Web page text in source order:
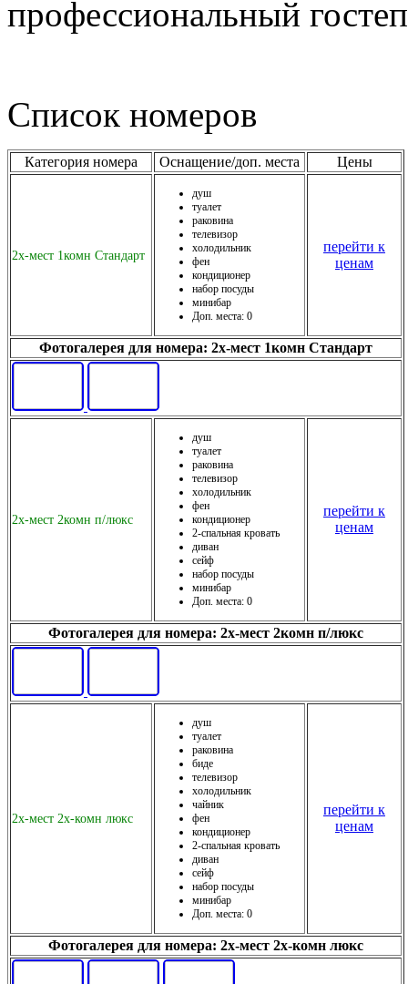
профессиональный
Список номеров
Категория номера Оснащение/доп. места Цены
2х-мест 1комн Стандарт
душ
туалет
раковина
телевизор
холодильник
фен
кондиционер
набор посуды
минибар
Доп. места: 0
перейти к
ценам
Фотогалерея для номера: 2х-мест 1комн Стандарт
2х-мест 2комн п/люкс
душ
туалет
раковина
телевизор
холодильник
фен
кондиционер
2-спальная кровать
диван
сейф
набор посуды
минибар
Доп. места: 0
перейти к
ценам
Фотогалерея для номера: 2х-мест 2комн п/люкс
2х-мест 2х-комн люкс
душ
туалет
раковина
биде
телевизор
холодильник
чайник
фен
кондиционер
2-спальная кровать
диван
сейф
набор посуды
минибар
Доп. места: 0
перейти к
ценам
Фотогалерея для номера: 2х-мест 2х-комн люкс